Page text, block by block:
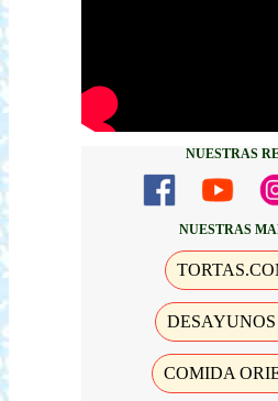
NUESTRAS
NUESTRAS
DESAYUNOS
COMIDA